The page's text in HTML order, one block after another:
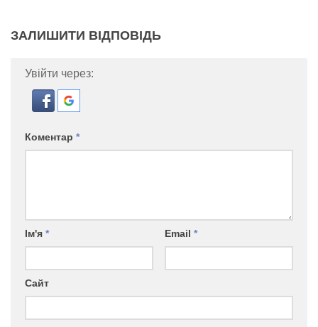
ЗАЛИШИТИ ВІДПОВІДЬ
Увійти через:
Коментар *
Ім'я * Email *
Сайт